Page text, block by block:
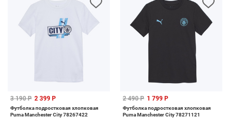
3 190 Р 2 399 Р
Футболка подростковая хлопковая
Puma Manchester City 78267422
2 490 Р 1 799 Р
Футболка подростковая хлопковая
Puma Manchester City 78271121